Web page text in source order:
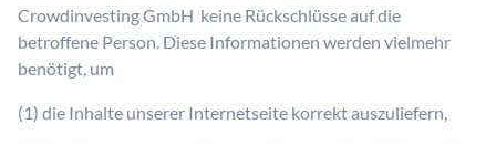
Crowdinvesting GmbH keine Rückschlüsse auf die
betroffene Person. Diese Informationen werden vielmehr
benötigt, um
(1) die Inhalte unserer Internetseite korrekt auszuliefern,